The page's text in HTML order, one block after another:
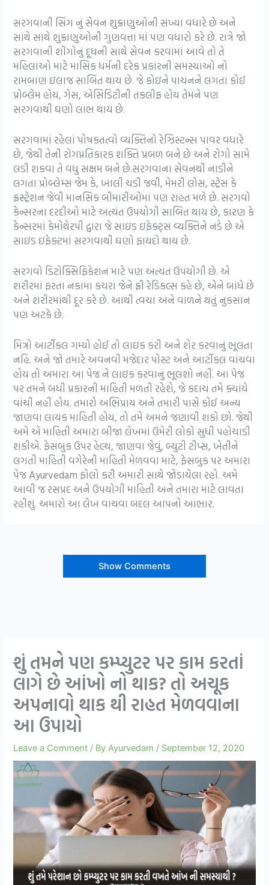
સરગવાની સિંગ નું સેવન શુક્રાણુઓની સંખ્યા વધારે છે અને
સાથે સાથે શુક્રાણુઓની ગુણવત્તા માં પણ વધારો કરે છે. રાત્રે જો
સરગવાની શીંગોનું દૂધની સાથે સેવન કરવામાં આવે તો તે
મહિલાઓ માટે માસિક ધર્મની દરેક પ્રકારની સમસ્યાઓ નો
રામબાણ ઇલાજ સાબિત થાય છે. જે કોઇને પાચનને લગતા કોઈ
પ્રોબ્લેમ હોય, ગેસ, એસિડિટીની તકલીફ હોય તેમને પણ
સરગવાથી ઘણો લાભ થાય છે.
સરગવામાં રહેલાં પોષકતત્વો વ્યક્તિનો રેઝિસ્ટન્સ પાવર વધારે
છે, જેથી તેની રોગપ્રતિકારક શક્તિ પ્રબળ બને છે અને રોગો સામે
લડી શકવા તે વધુ સક્ષમ બને છે.સરગવાના સેવનથી નાડીને
લગતા પ્રોબ્લેમ્સ જેમ કે, ખાલી ચડી જવી, મેમરી લોસ, સ્ટ્રેસ કે
ફ્રસ્ટ્રેશન જેવી માનસિક બીમારીઓમાં પણ રાહત મળે છે. સરગવો
કેન્સરના દરદીઓ માટે અત્યંત ઉપયોગી સાબિત થાય છે, કારણ કે
કેન્સરમાં કેમોથેરપી દ્વારા જે સાઇડ ઇફેક્ટ્સ વ્યક્તિને નડે છે એ
સાઇડ ઇફેક્ટમાં સરગવાથી ઘણો ફાયદો થાય છે.
સરગવો ડિટોક્સિફિકેશન માટે પણ અત્યંત ઉપયોગી છે. એ
શરીરમાં ફરતા નકામા કચરા જેને ફ્રી રેડિકલ્સ કહે છે, એને બાંધે છે
અને શરીરમાંથી દૂર કરે છે. આથી ત્વચા અને વાળને થતું નુકસાન
પણ અટકે છે.
મિત્રો આર્ટીકલ ગમ્યો હોઈ તો લાઇક કરી અને શેર કરવાનું ભૂલતા
નહિ. અને જો તમારે અવનવી મજેદાર પોસ્ટ અને આર્ટીકલ વાંચવા
હોય તો અમારા આ પેજ ને લાઇક કરવાનું ભૂલશો નહીં. આ પેજ
પર તમને બધી પ્રકારની માહિતી મળતી રહેશે, જે કદાચ તમે ક્યાંયે
વાંચી નહીં હોય. તમારો અભિપ્રાય અને તમારી પાસે કોઈ અન્ય
જાણવા લાયક માહિતી હોય, તો તમે અમને જણાવી શકો છો. જેથી
અમે એ માહિતી અમારા બીજા લેખમાં ઉમેરી લોકો સુધી પહોચાડી
શકીએ. ફેસબુક ઉપર હેલ્થ, જાણવા જેવું, બ્યુટી ટીપ્સ, ખેતીને
લગતી માહિતી વગેરેની માહિતી મેળવવા માટે, ફેસબુક પર અમારા
પેજ Ayurvedam ફોલો કરી અમારી સાથે જોડાયેલા રહો. અમે
આવી જ રસપ્રદ અને ઉપયોગી માહિતી અને તમારા માટે લાવતા
રહીશું. અમારો આ લેખ વાચવા બદલ આપનો આભાર.
Show Comments
શું તમને પણ કમ્પ્યુટર પર કામ કરતાં
લાગે છે આંખો નો થાક? તો અચૂક
અપનાવો થાક થી રાહત મેળવવાના
આ ઉપાયો
Leave a Comment / ByAyurvedam / September 12, 2020